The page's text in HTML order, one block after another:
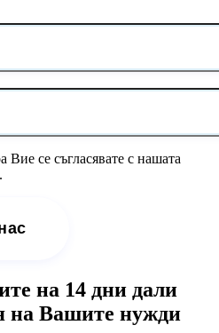
се съгласявате с нашата
.
на 14 дни дали
на Вашите нужди